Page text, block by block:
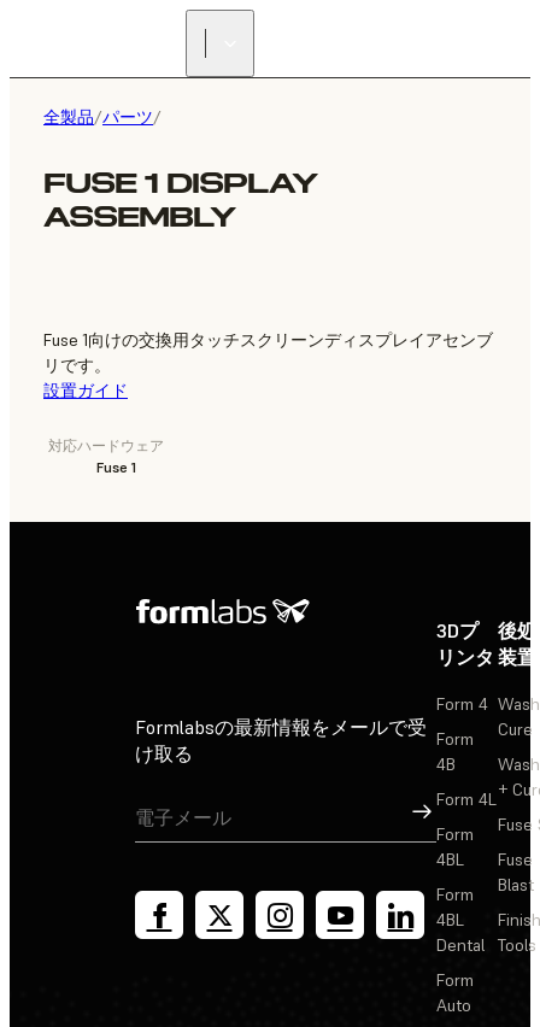
全製品/パーツ/
FUSE 1 DISPLAY
ASSEMBLY
Fuse 1向けの交換用タッチスクリーンディスプレイアセンブ
リです。
設置ガイド
対応ハードウェア
Fuse 1
Formlabsの最新情報をメールで受
け取る
サインアップ
3Dプ
リンタ
Form 4
Form
4B
Form 4L
Form
4BL
Form
4BL
Dental
Form
Auto
後
装置
Cure
+
Fuse
Fuse
Blast
Tools